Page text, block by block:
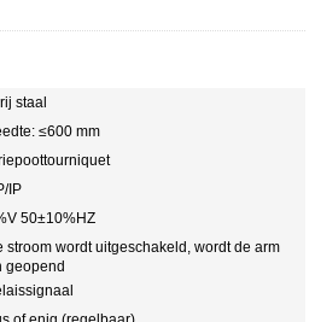
staal
≤600 mm
IP
50±10%HZ
stroom wordt uitgeschakeld, wordt de arm
geopend